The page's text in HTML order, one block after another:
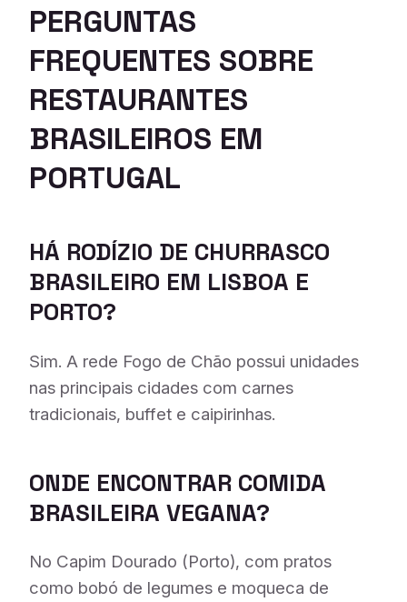
PERGUNTAS
FREQUENTES SOBRE
RESTAURANTES
BRASILEIROS EM
PORTUGAL
HÁ RODÍZIO DE CHURRASCO
BRASILEIRO EM LISBOA E
PORTO?
Sim. A rede Fogo de Chão possui unidades
nas principais cidades com carnes
tradicionais, buffet e caipirinhas.
ONDE ENCONTRAR COMIDA
BRASILEIRA VEGANA?
No Capim Dourado (Porto), com pratos
como bobó de legumes e moqueca de